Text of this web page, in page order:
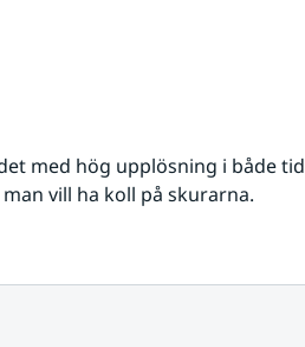
med hög upplösning i både tid
vill ha koll på skurarna.